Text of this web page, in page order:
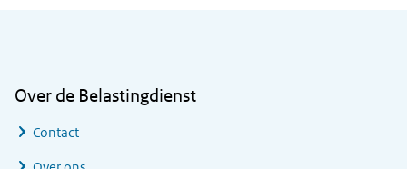
Over de Belastingdienst
Contact